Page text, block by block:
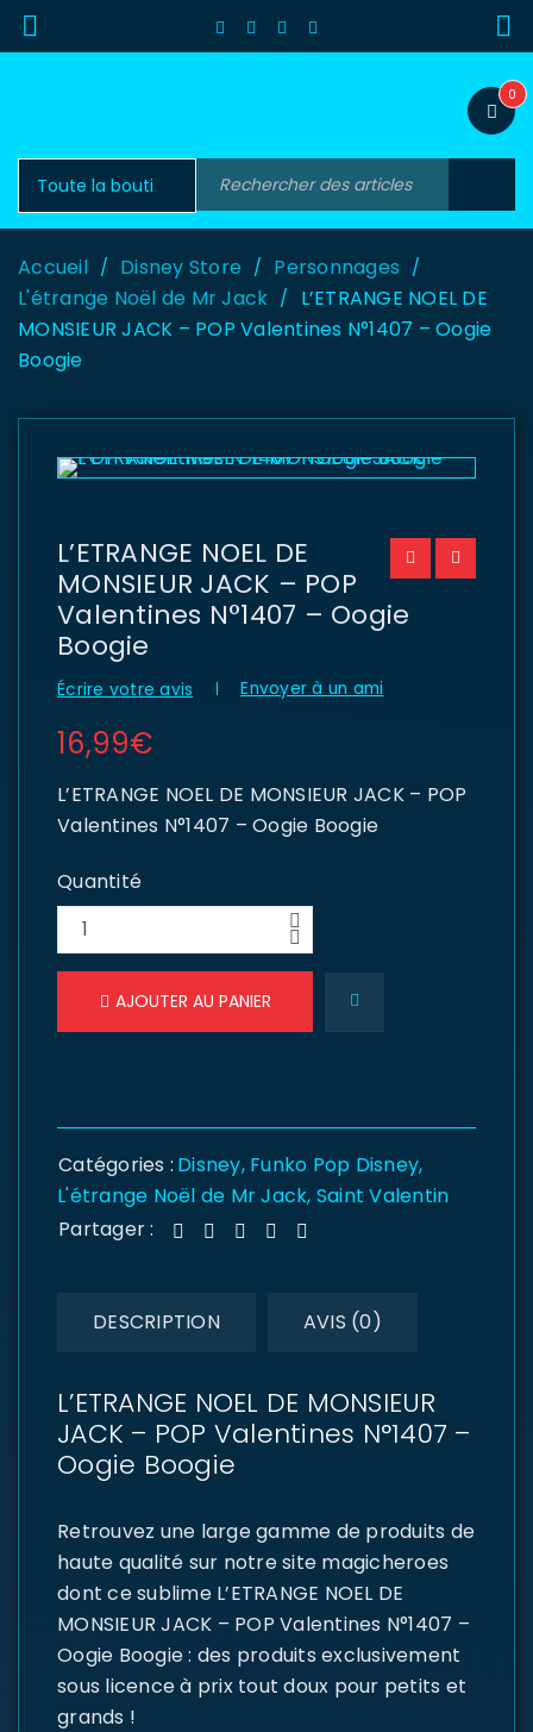
0
Accueil / Disney Store / Personnages /
L'étrange Noël de Mr Jack /
L’ETRANGE NOEL DE
MONSIEUR JACK – POP Valentines N°1407 – Oogie
Boogie
L’ETRANGE NOEL DE
MONSIEUR JACK – POP
Valentines N°1407 – Oogie
Boogie
Écrire votre avis Envoyer à un ami
16,99€
L’ETRANGE NOEL DE MONSIEUR JACK – POP
Valentines N°1407 – Oogie Boogie
Quantité
AJOUTER AU PANIER
Catégories : Disney, Funko Pop Disney,
L'étrange Noël de Mr Jack, Saint Valentin
Partager :
DESCRIPTION AVIS (0)
L’ETRANGE NOEL DE MONSIEUR
JACK – POP Valentines N°1407 –
Oogie Boogie
Retrouvez une large gamme de produits de
haute qualité sur notre site magicheroes
dont ce sublime L’ETRANGE NOEL DE
MONSIEUR JACK – POP Valentines N°1407 –
Oogie Boogie : des produits exclusivement
sous licence à prix tout doux pour petits et
grands !